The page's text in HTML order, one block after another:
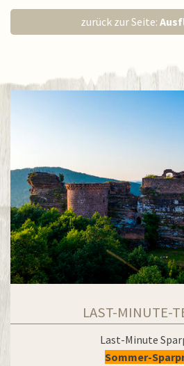
zurück zur Seite:
LAST-MINUTE-
Last-Minute
Sommer-